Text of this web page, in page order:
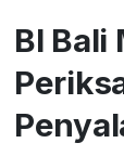
BI Bali